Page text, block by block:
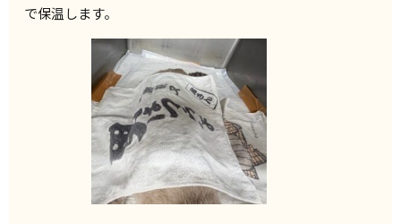
で保温します。